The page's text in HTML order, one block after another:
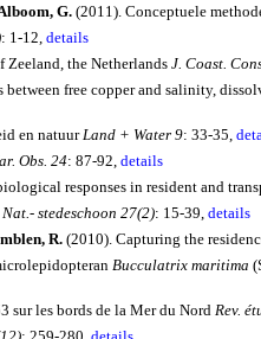
G. (2011). Conceptuele
: 1-12, details
Zeeland, the Netherlands J. Coast.
between free copper and salinity,
en natuur Land + Water 9: 33-35,
Obs. 24: 87-92, details
responses in resident and
Nat.- stedeschoon 27(2): 15-39, details
R. (2010). Capturing the
Bucculatrix maritima (
sur les bords de la Mer du Nord Rev.